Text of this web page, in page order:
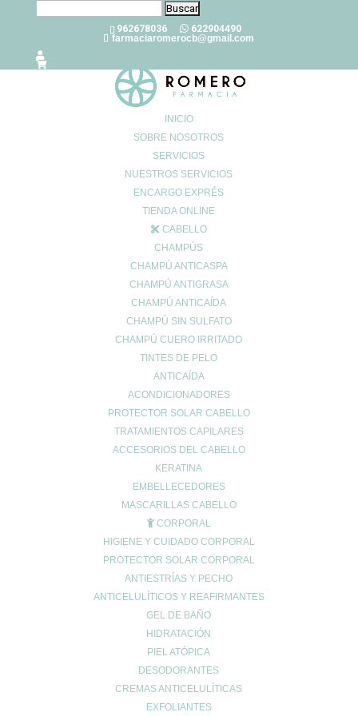
Buscar:
962678036
622904490
farmaciaromerocb@gmail.com
INICIO
SOBRE NOSOTROS
SERVICIOS
NUESTROS SERVICIOS
ENCARGO EXPRÉS
TIENDA ONLINE
CABELLO
CHAMPÚS
CHAMPÚ ANTICASPA
CHAMPÚ ANTIGRASA
CHAMPÚ ANTICAÍDA
CHAMPÚ SIN SULFATO
CHAMPÚ CUERO IRRITADO
TINTES DE PELO
ANTICAÍDA
ACONDICIONADORES
PROTECTOR SOLAR CABELLO
TRATAMIENTOS CAPILARES
ACCESORIOS DEL CABELLO
KERATINA
EMBELLECEDORES
MASCARILLAS CABELLO
CORPORAL
HIGIENE Y CUIDADO CORPORAL
PROTECTOR SOLAR CORPORAL
ANTIESTRÍAS Y PECHO
ANTICELULÍTICOS Y REAFIRMANTES
GEL DE BAÑO
HIDRATACIÓN
PIEL ATÓPICA
DESODORANTES
CREMAS ANTICELULÍTICAS
EXFOLIANTES
Consejos para combatir la astenia
0 Comentarios
astenia primaveralno está considerada una
por lo que la intervención médica no es un requisito
seguimiento puede liderarlo nuestro
de confianza, pues él/ella será el profesional
sanitario más próximo. Nuestra farmacia de confianza nos dirá si
debemos acudir o no al médico y si nuestros síntomas físicos
Cómo prevenir los síntomas de la astenia
síntomas de la astenia primaveral son
, y no suponen una patología, las medidas a tomar
tratarse a largo plazo, con el objetivo de comprobar su evolución
y valorar su eficacia y resultados.
Una vez hecha la evaluación individual inicial, el siguiente paso
apatía, falta de energía, cansancio, problemas de concentración o
Generalmente, dichas medidas están basadas en la disminución
Veamos algunos de los hábitos de vida saludable que nos